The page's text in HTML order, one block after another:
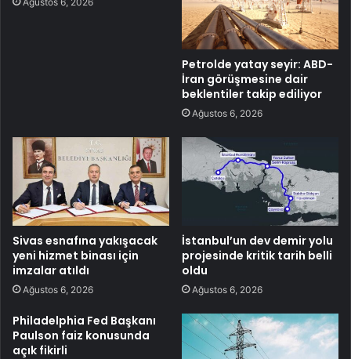
Petrolde yatay seyir: ABD-
İran görüşmesine dair
beklentiler takip ediliyor
Ağustos 6, 2026
Sivas esnafına yakışacak
yeni hizmet binası için
imzalar atıldı
Ağustos 6, 2026
İstanbul’un dev demir yolu
projesinde kritik tarih belli
oldu
Ağustos 6, 2026
Philadelphia Fed Başkanı
Paulson faiz konusunda
açık fikirli